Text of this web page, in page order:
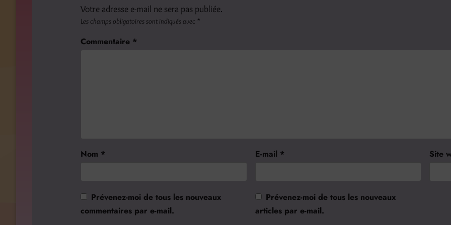
Votre adresse e-mail ne sera pas publiée.
Les champs obligatoires sont indiqués avec *
Commentaire *
Nom * E-mail * Site
Prévenez-moi de tous les nouveaux
commentaires par e-mail.
Prévenez-moi de tous les nouveaux
articles par e-mail.